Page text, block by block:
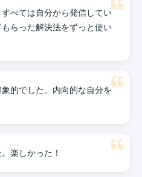
べては自分から発信してい
らった解決法をずっと使い
的でした。内向的な自分を
楽しかった！